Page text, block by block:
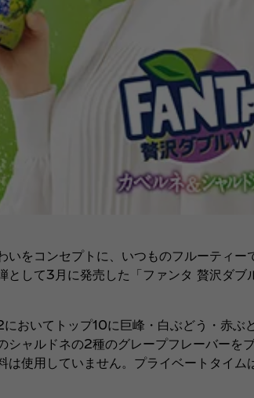
をコンセプトに、いつものフルーティー
として3月に発売した「ファンタ 贅沢ダブ
おいてトップ10に巨峰・白ぶどう・赤ぶ
ャルドネの2種のグレープフレーバーを
使用していません。プライベートタイム